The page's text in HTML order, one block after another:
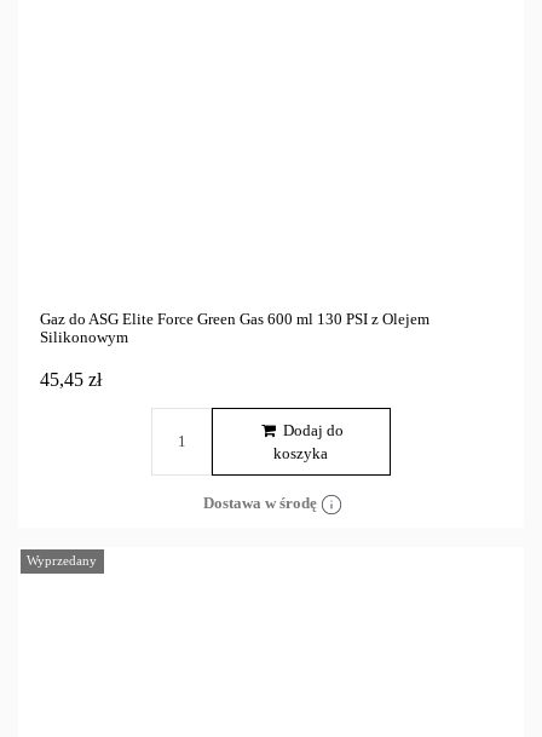
Gaz do ASG Elite Force Green Gas 600 ml 130 PSI z Olejem
Silikonowym
45,45 zł
Dodaj do
koszyka
Dostawa w środę
Wyprzedany